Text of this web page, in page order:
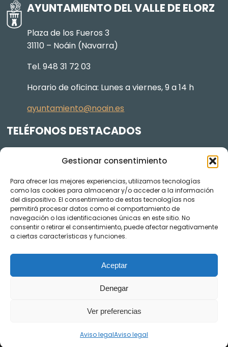
Gestionar consentimiento
Para ofrecer las mejores experiencias, utilizamos tecnologías
como las cookies para almacenar y/o acceder a la información
del dispositivo. El consentimiento de estas tecnologías nos
permitirá procesar datos como el comportamiento de
navegación o las identificaciones únicas en este sitio. No
consentir o retirar el consentimiento, puede afectar negativamente
a ciertas características y funciones.
Aceptar
Denegar
Ver preferencias
Aviso legalAviso legal
AYUNTAMIENTO DEL VALLE DE ELORZ
Plaza de los Fueros 3
31110 – Noáin (Navarra)
Tel. 948 31 72 03
Horario de oficina: Lunes a viernes, 9 a 14 h
ayuntamiento@noain.es
TELÉFONOS DESTACADOS
605 834 045
948 368 156
Jardinería y Agenda Local 2030
948 074 848
TRANSPARENCIA
Videos de los plenos en YouTube
EJERCICIO DE DERECHOS ARSOL
ACCESIBILIDAD